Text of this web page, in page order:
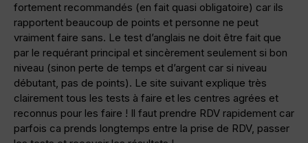
fortement recommandés (en fait quasi obligatoire) car ils
rapportent beaucoup de points et personne ne peut
vraiment faire sans. Le test d’anglais ne doit être fait que
par le requérant principal et sincèrement seulement si bon
niveau (sinon perte de temps et d’argent car si niveau
débutant, pas de points). Le site suivant explique très
clairement tous les tests à faire et les centres agrées et
reconnus pour les faire ! Il faut prendre RDV rapidement car
parfois ca prends longtemps entre la prise de RDV, passer